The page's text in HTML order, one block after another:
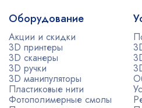
Оборудование
Акции и скидки
3D принтеры
3D сканеры
3D ручки
3D манипуляторы
Пластиковые нити
Фотополимерные смолы